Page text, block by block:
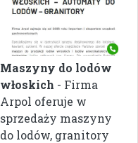
Maszyny do lodów
włoskich - Firma
Arpol oferuje w
sprzedaży maszyny
do lodów, granitory